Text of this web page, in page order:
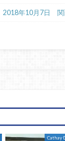
2018年10月7日 関
Cathay